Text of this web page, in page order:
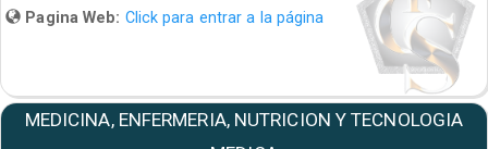
Pagina Web: Click para entrar a la página
MEDICINA, ENFERMERIA, NUTRICION Y TECNOLOGIA